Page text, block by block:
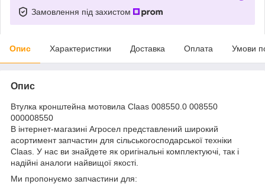
Замовлення під захистом
Опис Характеристики Доставка Оплата Умови
Опис
Втулка кронштейна мотовила Claas 008550.0 008550
000008550
В інтернет-магазині Агросел представлений широкий
асортимент запчастин для сільськогосподарської техніки
Claas. У нас ви знайдете як оригінальні комплектуючі, так і
надійні аналоги найвищої якості.
Ми пропонуємо запчастини для: